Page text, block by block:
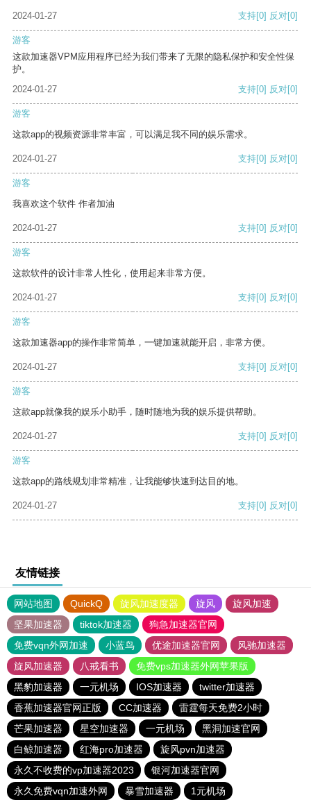
2024-01-27 支持[0] 反对[0]
游客
这款加速器VPM应用程序已经为我们带来了无限的隐私保护和安全性保
护。
2024-01-27
支持[0] 反对[0]
游客
这款app的视频资源非常丰富，可以满足我不同的娱乐需求。
2024-01-27 支持[0] 反对[0]
游客
我喜欢这个软件 作者加油
2024-01-27 支持[0] 反对[0]
游客
这款软件的设计非常人性化，使用起来非常方便。
2024-01-27 支持[0] 反对[0]
游客
这款加速器app的操作非常简单，一键加速就能开启，非常方便。
2024-01-27 支持[0] 反对[0]
游客
这款app就像我的娱乐小助手，随时随地为我的娱乐提供帮助。
2024-01-27 支持[0] 反对[0]
游客
这款app的路线规划非常精准，让我能够快速到达目的地。
2024-01-27 支持[0] 反对[0]
友情链接
网站地图 QuickQ 旋风加速度器 旋风
旋风加速
坚果加速器
tiktok加速器
狗急加速器官网
免费vqn外网加速
小蓝鸟 优途加速器官网
风驰加速器
旋风加速器
八戒看书
免费vps加速器外网苹果版
黑豹加速器
一元机场 IOS加速器
twitter加速器
香蕉加速器官网正版
CC加速器
雷霆每天免费2小时
芒果加速器
星空加速器 一元机场
黑洞加速官网
白鲸加速器
红海pro加速器
旋风pvn加速器
永久不收费的vp加速器2023
银河加速器官网
永久免费vqn加速外网
暴雪加速器 1元机场